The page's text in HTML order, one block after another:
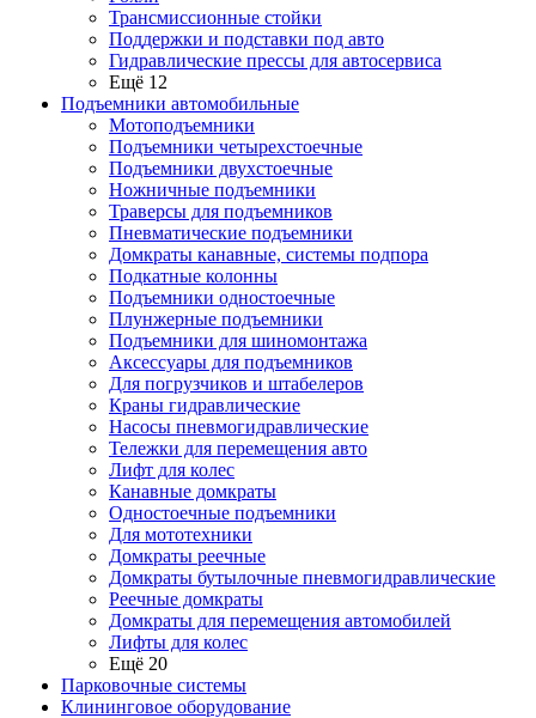
Трансмиссионные стойки
Поддержки и подставки под авто
Гидравлические прессы для автосервиса
Ещё 12
Подъемники автомобильные
Мотоподъемники
Подъемники четырехстоечные
Подъемники двухстоечные
Ножничные подъемники
Траверсы для подъемников
Пневматические подъемники
Домкраты канавные, системы подпора
Подкатные колонны
Подъемники одностоечные
Плунжерные подъемники
Подъемники для шиномонтажа
Аксессуары для подъемников
Для погрузчиков и штабелеров
Краны гидравлические
Насосы пневмогидравлические
Тележки для перемещения авто
Лифт для колес
Канавные домкраты
Одностоечные подъемники
Для мототехники
Домкраты реечные
Домкраты бутылочные пневмогидравлические
Реечные домкраты
Домкраты для перемещения автомобилей
Лифты для колес
Ещё 20
Парковочные системы
Клининговое оборудование